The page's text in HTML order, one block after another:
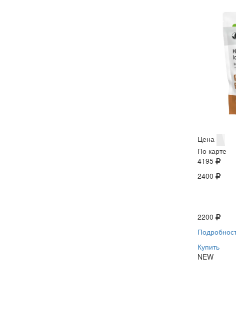
Цена
По карте
4195
2400
2200
Купить
NEW